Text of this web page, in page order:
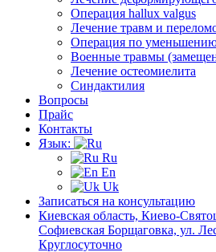
Операция hallux valgus
Лечение травм и
Операция по уменьшению
Военные травмы
Лечение остеомиелита
Синдактилия
Вопросы
Прайс
Контакты
Язык:
Ru
En
Uk
Записаться на консультацию
Киевская область, Киево-
Софиевская Борщаговка, ул.
Круглосуточно